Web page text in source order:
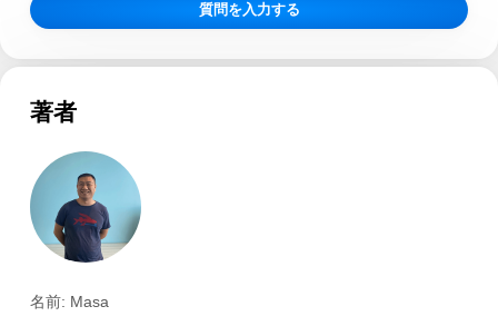
質問を入力する
著者
名前: Masa